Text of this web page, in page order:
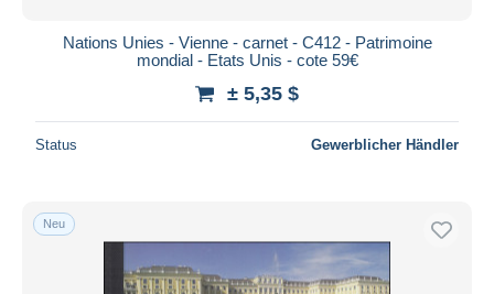
Nations Unies - Vienne - carnet - C412 - Patrimoine
mondial - Etats Unis - cote 59€
± 5,35 $
Status Gewerblicher Händler
Neu